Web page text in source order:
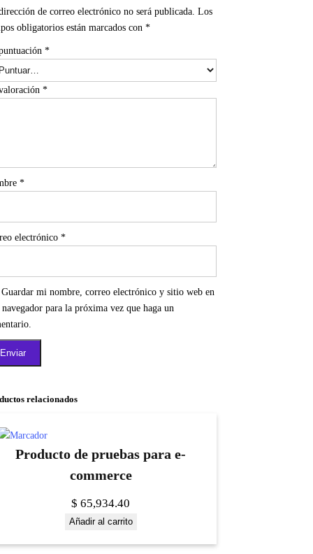
de correo electrónico no será publicada. Los
obligatorios están marcados con *
*
*
*
electrónico *
Guardar mi nombre, correo electrónico y sitio web en
navegador para la próxima vez que haga un
relacionados
Producto de pruebas para e-
commerce
$ 65,934.40
Añadir al carrito